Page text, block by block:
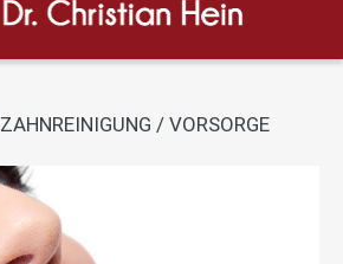
ZAHNREINIGUNG / VORSORGE